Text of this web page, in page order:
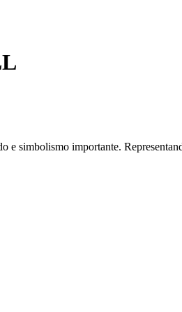
simbolismo importante.